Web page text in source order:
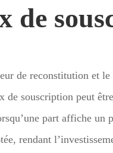
de
de reconstitution et
de souscription peut être
part affiche un
rendant